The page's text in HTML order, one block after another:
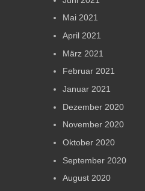
Mai 2021
April 2021
März 2021
Februar 2021
Januar 2021
Dezember 2020
November 2020
Oktober 2020
September 2020
August 2020